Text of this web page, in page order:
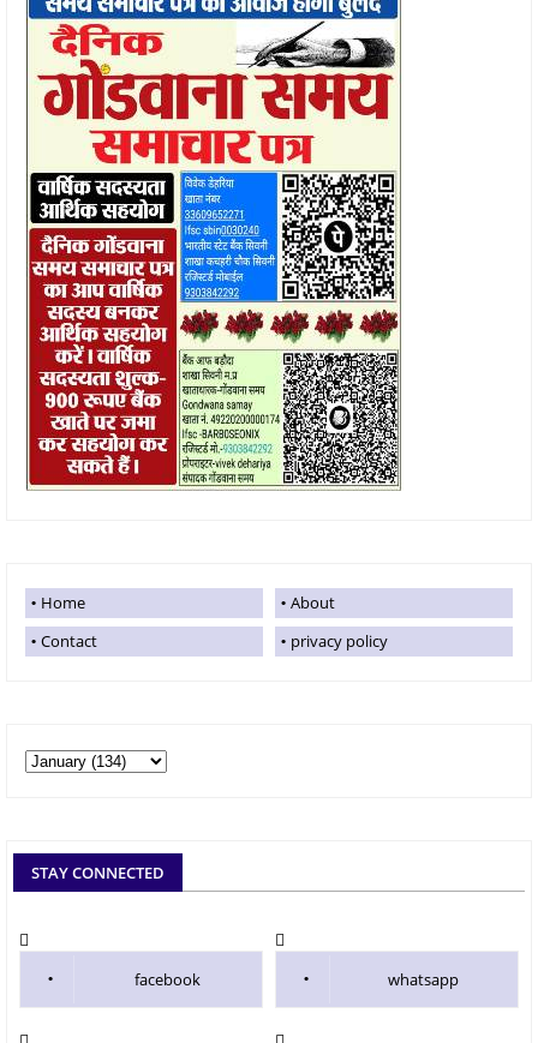
Home
About
Contact
privacy policy
STAY CONNECTED
facebook whatsapp